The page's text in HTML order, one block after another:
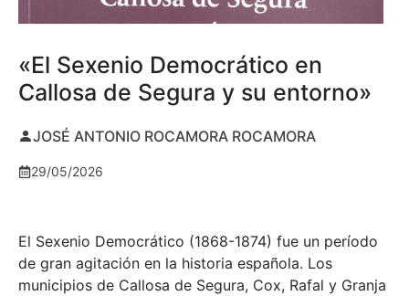
«El Sexenio Democrático en
Callosa de Segura y su entorno»
JOSÉ ANTONIO ROCAMORA ROCAMORA
29/05/2026
El Sexenio Democrático (1868-1874) fue un período
de gran agitación en la historia española. Los
municipios de Callosa de Segura, Cox, Rafal y Granja